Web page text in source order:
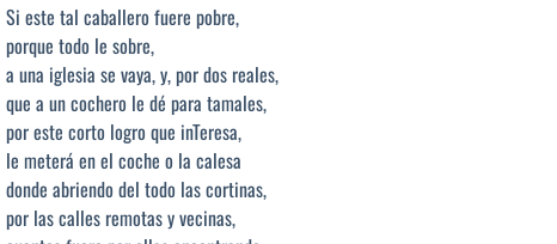
Si este tal caballero fuere pobre,
porque todo le sobre,
a una iglesia se vaya, y, por dos reales,
que a un cochero le dé para tamales,
por este corto logro que inTeresa,
le meterá en el coche o la calesa
donde abriendo del todo las cortinas,
por las calles remotas y vecinas,